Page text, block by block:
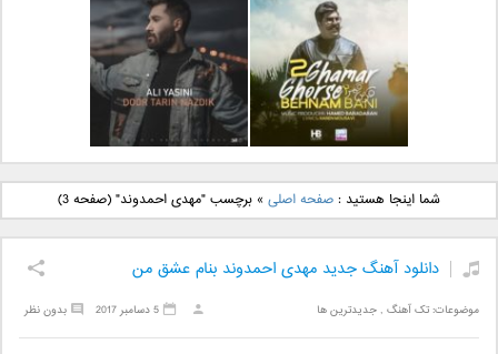
دانلود آهنگ جدید مهدی
یراحی بنام اسرار
دانلود آهنگ جدید فرزاد
فرزین بنام آتیش
دانلود آهنگ جدید بهنام
بانی بنام قرص قمر 2
دانلود آهنگ جدید علی
یاسینی بنام دورترین نزدیک
شما اینجا هستید :صفحه اصلی »برچسب "مهدی احمدوند"(صفحه 3)
دانلود آهنگ جدید مهدی احمدوند بنام عشق من
موضوعات:تک آهنگ ,جدیدترین ها بدون نظر 5 دسامبر 2017